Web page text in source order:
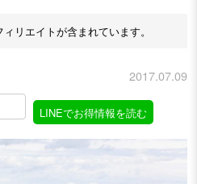
リエイトが含まれています。
2017.07.09
LINEでお得情報を読む